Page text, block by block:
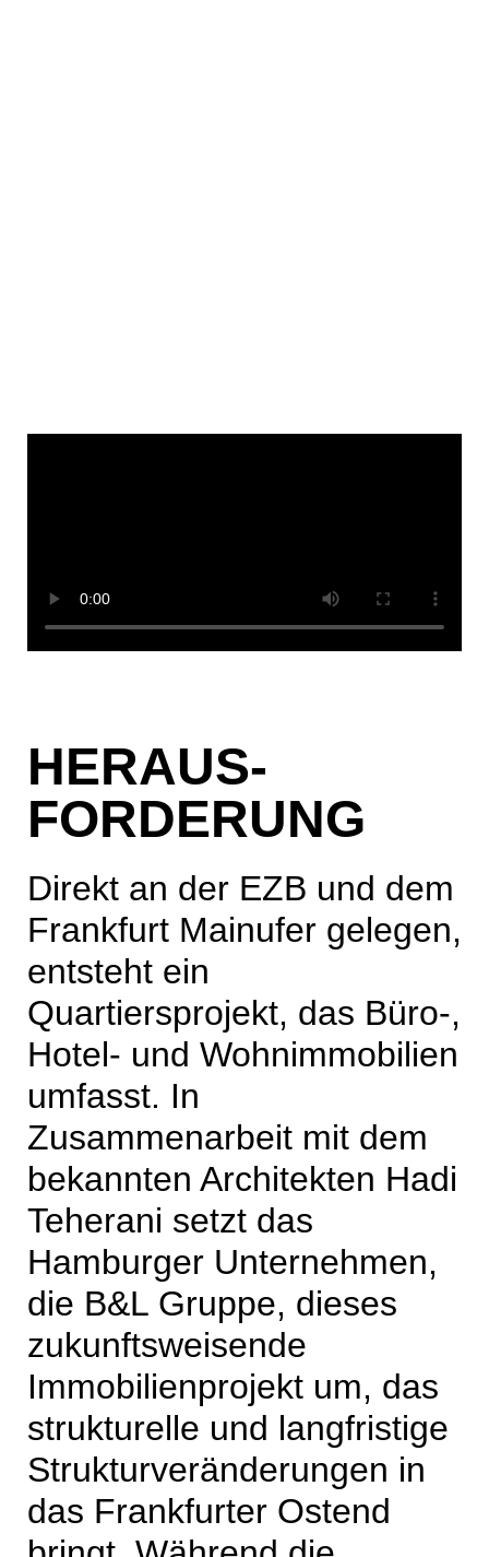
HERAUS-
FORDERUNG
Direkt an der EZB und dem
Frankfurt Mainufer gelegen,
entsteht ein
Quartiersprojekt, das Büro-,
Hotel- und Wohnimmobilien
umfasst. In
Zusammenarbeit mit dem
bekannten Architekten Hadi
Teherani setzt das
Hamburger Unternehmen,
die B&L Gruppe, dieses
zukunftsweisende
Immobilienprojekt um, das
strukturelle und langfristige
Strukturveränderungen in
das Frankfurter Ostend